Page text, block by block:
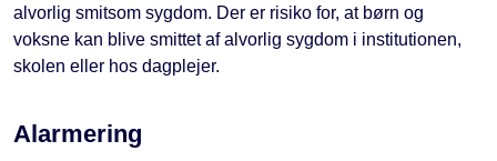
alvorlig smitsom sygdom. Der er risiko for, at børn og
voksne kan blive smittet af alvorlig sygdom i institutionen,
skolen eller hos dagplejer.
Alarmering